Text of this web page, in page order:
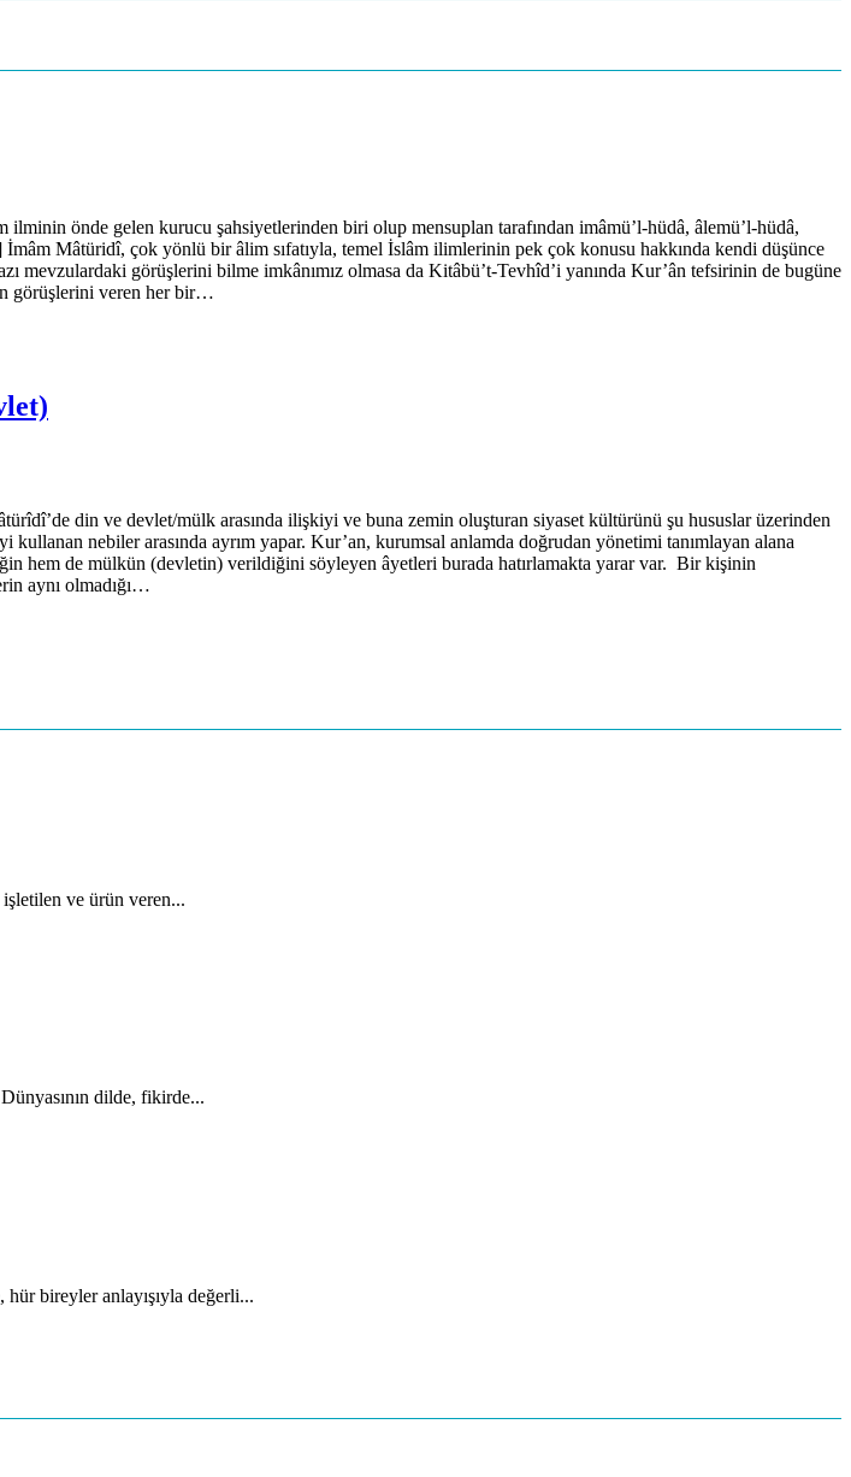
önde gelen kurucu şahsiyetlerinden biri olup mensuplan tarafından imâmü’l-hüdâ, âlemü’l-hüdâ,
Mâtüridî, çok yönlü bir âlim sıfatıyla, temel İslâm ilimlerinin pek çok konusu hakkında kendi düşünce
mevzulardaki görüşlerini bilme imkânımız olmasa da Kitâbü’t-Tevhîd’i yanında Kur’ân tefsirinin de bugüne
görüşlerini veren her bir…
din ve devlet/mülk arasında ilişkiyi ve buna zemin oluşturan siyaset kültürünü şu hususlar üzerinden
nebiler arasında ayrım yapar. Kur’an, kurumsal anlamda doğrudan yönetimi tanımlayan alana
hem de mülkün (devletin) verildiğini söyleyen âyetleri burada hatırlamakta yarar var. Bir kişinin
aynı olmadığı…
ve ürün veren...
dilde, fikirde...
bireyler anlayışıyla değerli...